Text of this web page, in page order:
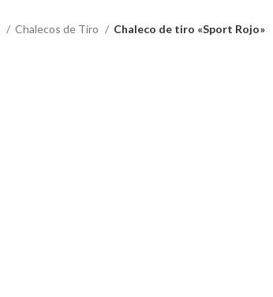
Chalecos de Tiro Chaleco de tiro «Sport Rojo»